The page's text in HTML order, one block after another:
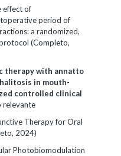
effect of
period of
a randomized,
(Completo,
therapy with annatto
in mouth-
controlled clinical
relevante
Therapy for Oral
2024)
Photobiomodulation